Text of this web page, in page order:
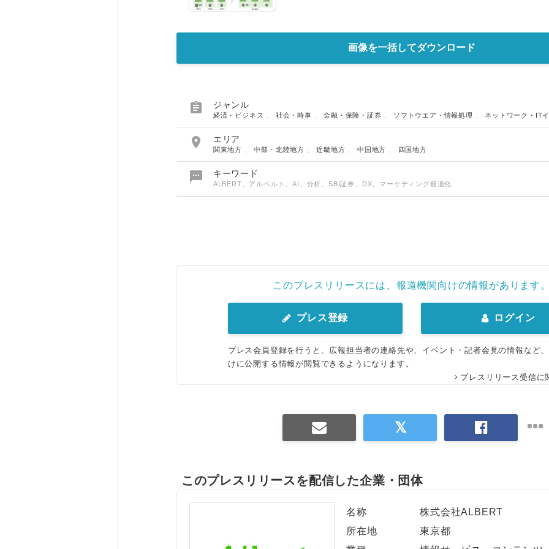
画像を一括してダウンロード
 ジャンル
経済・ビジネス 社会・時事 、金融・保険・証券 ソフトウエア・情報処理 ネットワーク・IT
 エリア
関東地方 、中部・北陸地方 、近畿地方 、中国地方 四国地方
 キーワード
ALBERT、アルベルト、AI、分析、SBI証券、DX、マーケティング最適化
このプレスリリースには、報道機関向けの情報があります
プレス登録 ログイン
プレス会員登録を行うと、広報担当者の連絡先や、イベント・記者会見の情報など
けに公開する情報が閲覧できるようになります。
プレスリリース受信に
このプレスリリースを配信した企業・団体
名称
株式会社ALBERT
所在地
東京都